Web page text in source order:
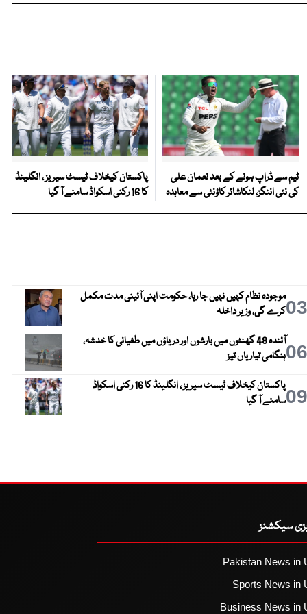
ٹیم سے ڈراپ ہونے کے بعد نعمان علی
کی نئی اننگز، لنکاشائر کاؤنٹی سے معاہدہ
پاکستان کیخلاف ٹیسٹ سیریز ، انگلینڈ
کا 16 رکنی اسکواڈ سامنے آ گیا
03موجودہ نظام کہیں نہیں جا رہا، حکومت اپنی آئینی مدت مکمل
کرے گی، وزیر داخلہ
06
آئندہ 48 گھنٹوں میں بارشوں اور دریاؤں میں طغیانی کا خدشہ،
ہنگامی تیاریاں تیز
09
پاکستان کیخلاف ٹیسٹ سیریز ، انگلینڈ کا 16 رکنی اسکواڈ
سامنے آ گیا
سیکشنز
Pakistan News in
Sports News in
Business News in